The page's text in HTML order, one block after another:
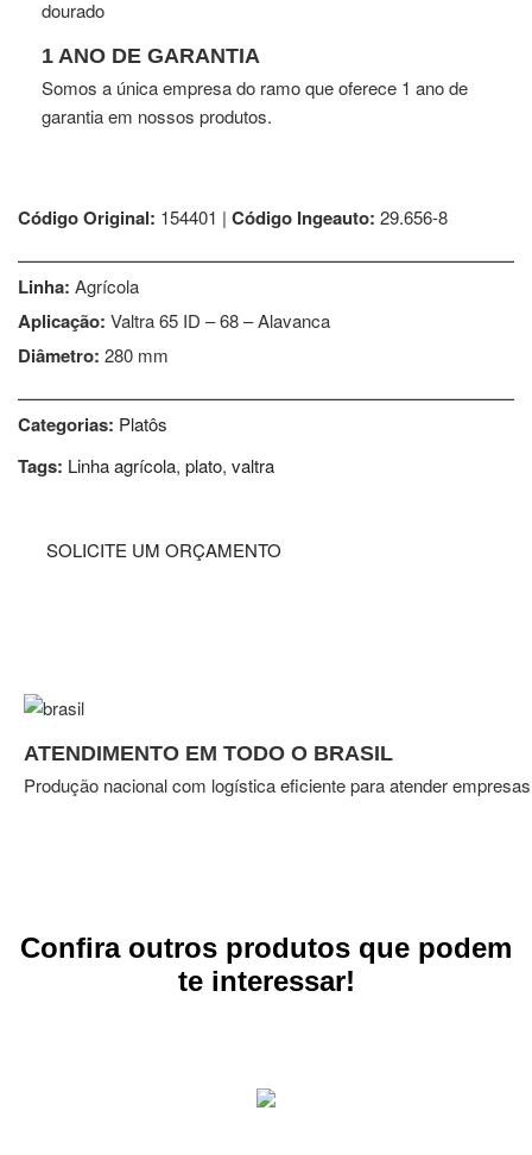
1 ANO DE GARANTIA
Somos a única empresa do ramo que oferece 1 ano de
garantia em nossos produtos.
Código Original: 154401 | Código Ingeauto: 29.656-8
Linha: Agrícola
Aplicação: Valtra 65 ID – 68 – Alavanca
Diâmetro: 280 mm
Categorias: Platôs
Tags: Linha agrícola, plato, valtra
SOLICITE UM ORÇAMENTO
ATENDIMENTO EM TODO O BRASIL
Produção nacional com logística eficiente para atender
Confira outros produtos que podem
te interessar!